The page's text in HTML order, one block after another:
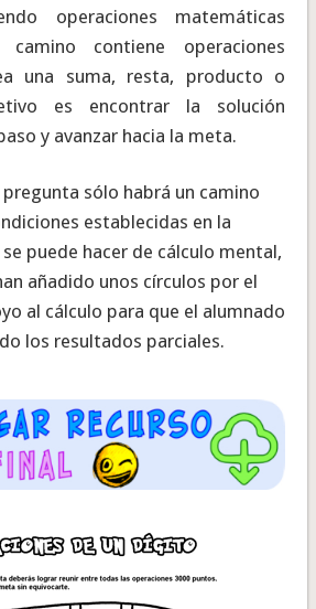
operaciones matemáticas
camino contiene operaciones
una suma, resta, producto o
es encontrar la solución
y avanzar hacia la meta.
sólo habrá un camino
establecidas en la
puede hacer de cálculo mental,
añadido unos círculos por el
al cálculo para que el alumnado
los resultados parciales.